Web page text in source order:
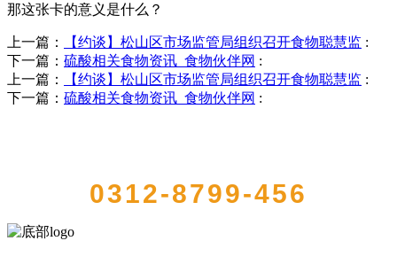
那这张卡的意义是什么？
上一篇： 【约谈】松山区市场监管局组织召开食物聪慧监 :
下一篇： 硫酸相关食物资讯_食物伙伴网 :
上一篇：
【约谈】松山区市场监管局组织召开食物聪慧监 :
下一篇： 硫酸相关食物资讯_食物伙伴网 :
0312-8799-456